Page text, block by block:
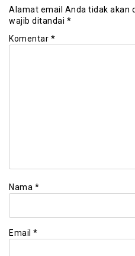
Alamat email Anda tidak akan
wajib ditandai *
Komentar *
Nama *
Email *